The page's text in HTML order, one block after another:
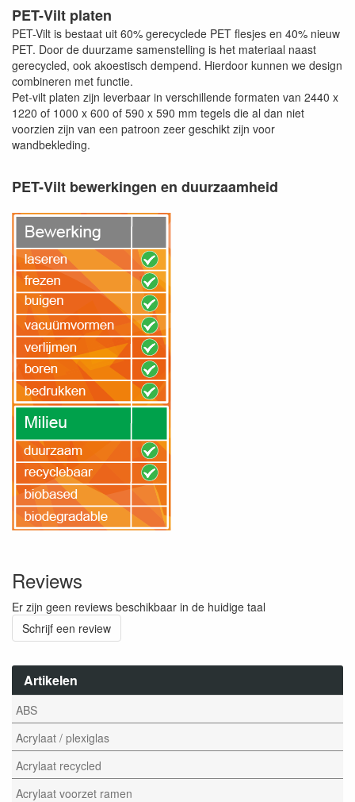
Artikelen
ABS
Acrylaat / plexiglas
Acrylaat recycled
Acrylaat voorzet ramen
PET-Vilt platen
PET-Vilt is bestaat uit 60% gerecyclede PET flesjes en 40% nieuw
PET. Door de duurzame samenstelling is het materiaal naast
gerecycled, ook akoestisch dempend. Hierdoor kunnen we design
combineren met functie.
Pet-vilt platen zijn leverbaar in verschillende formaten van 2440 x
1220 of 1000 x 600 of 590 x 590 mm tegels die al dan niet
voorzien zijn van een patroon zeer geschikt zijn voor
wandbekleding.
PET-Vilt bewerkingen en duurzaamheid
Reviews
Er zijn geen reviews beschikbaar in de huidige taal
Schrijf een review